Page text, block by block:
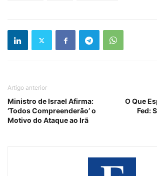
Artigo anterior
Ministro de Israel Afirma:
‘Todos Compreenderão’ o
Motivo do Ataque ao Irã
O Que
Fed: